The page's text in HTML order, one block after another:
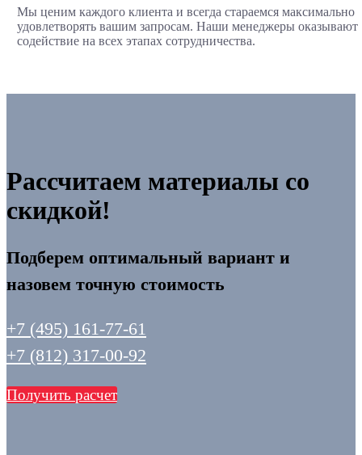
Мы ценим каждого клиента и всегда стараемся максимально
удовлетворять вашим запросам. Наши менеджеры оказывают
содействие на всех этапах сотрудничества.
Рассчитаем материалы со
скидкой!
Подберем оптимальный вариант и
назовем точную стоимость
+7 (495) 161-77-61
+7 (812) 317-00-92
Получить расчет